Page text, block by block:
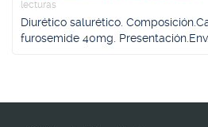
lecturas
Diurético salurético.
furosemide 40mg.